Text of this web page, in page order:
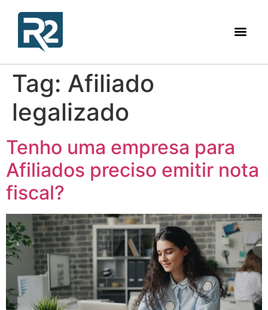
Tag: Afiliado
legalizado
Tenho uma empresa para
Afiliados preciso emitir nota
fiscal?